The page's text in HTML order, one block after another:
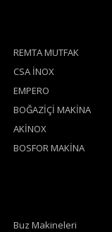
REMTA MUTFAK
CSA İNOX
EMPERO
BOĞAZİÇİ MAKİNA
AKİNOX
BOSFOR MAKİNA
Buz Makineleri